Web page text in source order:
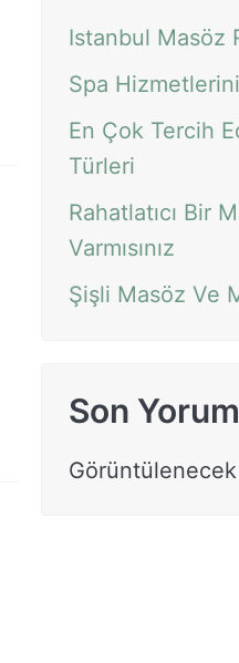
Istanbul Masöz
Spa
En Çok Tercih
Türleri
Rahatlatıcı Bir
Varmısınız
Şişli Masöz Ve
Son